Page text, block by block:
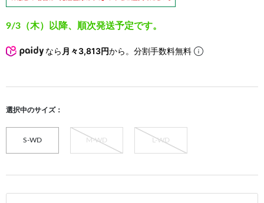
9/3（木）以降、順次発送予定です。
なら 月々3,813円から。分割手数料無料
選択中のサイズ：
S-WD M-WD L-WD